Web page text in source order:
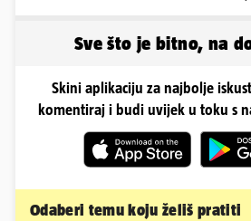
Sve što je bitno, na
Skini aplikaciju za najbolje
komentiraj i budi uvijek u toku s
Odaberi temu koju želiš pratiti